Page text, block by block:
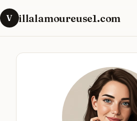
V illalamoureuse1.com